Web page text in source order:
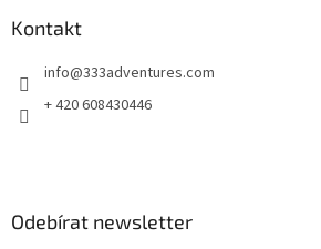
Kontakt
info@333adventures.com
+ 420 608430446
Odebírat newsletter